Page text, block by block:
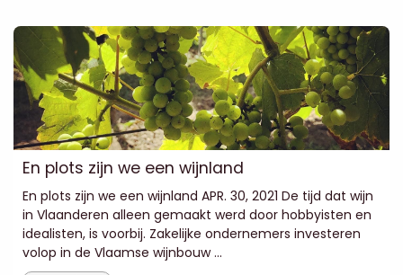
En plots zijn we een wijnland
En plots zijn we een wijnland APR. 30, 2021 De tijd dat wijn
in Vlaanderen alleen gemaakt werd door hobbyisten en
idealisten, is voorbij. Zakelijke ondernemers investeren
volop in de Vlaamse wijnbouw ...